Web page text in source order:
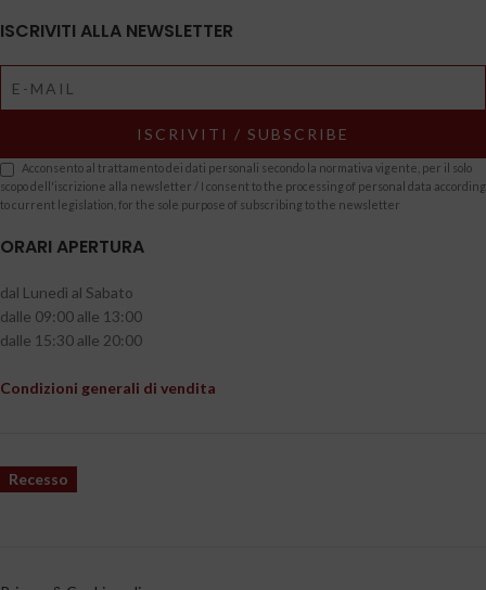
ISCRIVITI ALLA NEWSLETTER
Acconsento al trattamento dei dati personali secondo la normativa vigente, per il solo
scopo dell'iscrizione alla newsletter / I consent to the processing of personal data according
to current legislation, for the sole purpose of subscribing to the newsletter
ORARI APERTURA
dal Lunedì al Sabato
dalle 09:00 alle 13:00
dalle 15:30 alle 20:00
Condizioni generali di vendita
Recesso